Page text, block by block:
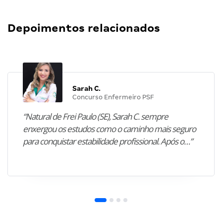
Depoimentos relacionados
Sarah C.
Concurso Enfermeiro PSF
“Natural de Frei Paulo (SE), Sarah C. sempre
enxergou os estudos como o caminho mais seguro
para conquistar estabilidade profissional. Após o…”